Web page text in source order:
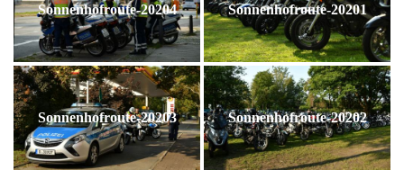
Sonnenhofroute-20204 Sonnenhofroute-20201
Sonnenhofroute-20203 Sonnenhofroute-20202